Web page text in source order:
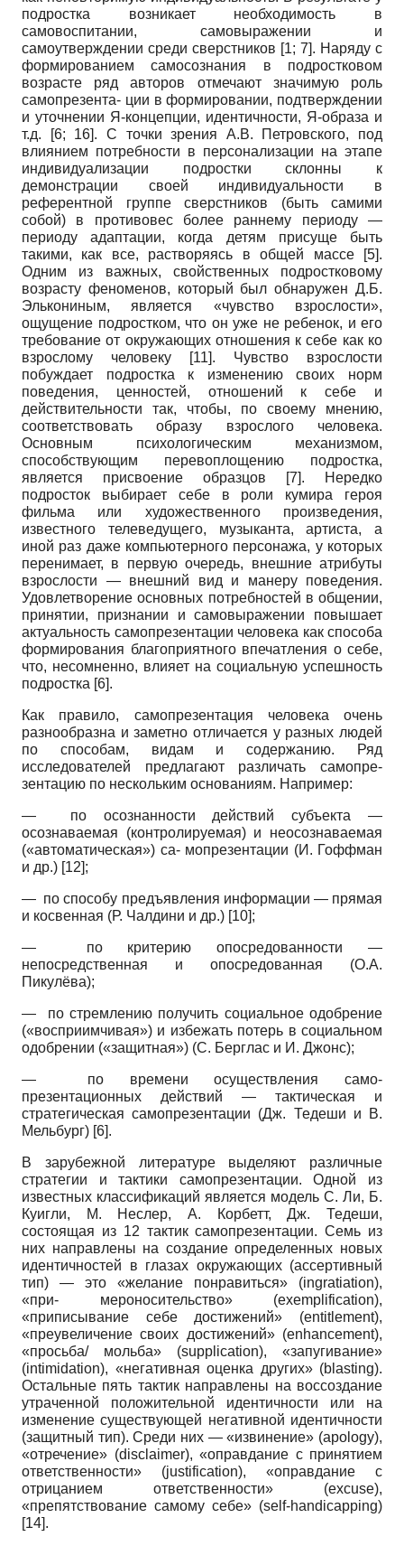
подростка возникает необходимость в
самовоспитании, самовыражении и
самоутверждении среди сверстников [1; 7]. Наряду с
формированием самосознания в подростковом
возрасте ряд авторов отмечают значимую роль
самопрезента- ции в формировании, подтверждении
и уточнении Я-концепции, идентичности, Я-образа и
т.д.
[6; 16]. С точки зрения А.В. Петровского, под
влиянием потребности в персонализации на этапе
индивидуализации подростки склонны к
демонстрации своей индивидуальности в
референтной группе сверстников (быть самими
собой) в противовес более раннему периоду —
периоду адаптации, когда детям присуще быть
такими, как все, растворяясь в общей массе
[5].
Одним из важных, свойственных подростковому
возрасту феноменов, который был обнаружен Д.Б.
Элькониным, является «чувство взрослости»,
ощущение подростком, что он уже не ребенок, и его
требование от окружающих отношения к себе как ко
взрослому человеку
[11]. Чувство взрослости
побуждает подростка к изменению своих норм
поведения, ценностей, отношений к себе и
действительности так, чтобы, по своему мнению,
соответствовать образу взрослого человека.
Основным психологическим механизмом,
способствующим перевоплощению подростка,
является присвоение образцов
[7]. Нередко
подросток выбирает себе в роли кумира героя
фильма или художественного произведения,
известного телеведущего, музыканта, артиста, а
иной раз даже компьютерного персонажа, у которых
перенимает, в первую очередь, внешние атрибуты
взрослости — внешний вид и манеру поведения.
Удовлетворение основных потребностей в общении,
принятии, признании и самовыражении повышает
актуальность самопрезентации человека как способа
формирования благоприятного впечатления о себе,
что, несомненно, влияет на социальную успешность
подростка [6].
Как правило, самопрезентация человека очень
разнообразна и заметно отличается у разных людей
по способам, видам и содержанию. Ряд
исследователей предлагают различать самопре-
зентацию по нескольким основаниям. Например:
— по осознанности действий субъекта —
осознаваемая (контролируемая) и неосознаваемая
(«автоматическая») са- мопрезентации (И. Гоффман
и др.) [12];
— по способу предъявления информации — прямая
и косвенная (Р. Чалдини и др.) [10];
— по критерию опосредованности —
непосредственная и опосредованная (О.А.
Пикулёва);
— по стремлению получить социальное одобрение
(«восприимчивая») и избежать потерь в социальном
одобрении («защитная») (С. Берглас и И. Джонс);
— по времени осуществления само-
презентационных действий — тактическая и
стратегическая самопрезентации (Дж. Тедеши и В.
Мельбург) [6].
В зарубежной литературе выделяют различные
стратегии и тактики самопрезентации. Одной из
известных классификаций является модель С. Ли, Б.
Куигли, М. Неслер, А. Кор­бетт, Дж. Тедеши,
состоящая из 12 тактик самопрезентации. Семь из
них направлены на создание определенных новых
идентичностей в глазах окружающих (ассертивный
тип) — это «желание понравиться» (ingratiation),
«при- мероносительство» (exemplification),
«приписывание себе достижений» (entitlement),
«преувеличение своих достижений» (enhancement),
«просьба/ мольба» (supplication), «запугивание»
(intimidation), «негативная оценка других» (blasting).
Остальные пять тактик направлены на воссоздание
утраченной положительной идентичности или на
изменение существующей негативной идентичности
(защитный тип). Среди них — «извинение» (apology),
«отречение» (disclaimer), «оправдание с принятием
ответственности» (justification), «оправдание с
отрицанием ответственности» (excuse),
«препятствование самому себе» (self-handicapping)
[14].